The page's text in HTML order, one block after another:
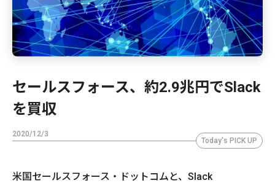
セールスフォース、約2.9兆円でSlack
を買収
2020/12/3
Today's PICK UP
米国セールスフォース・ドットコムと、Slack